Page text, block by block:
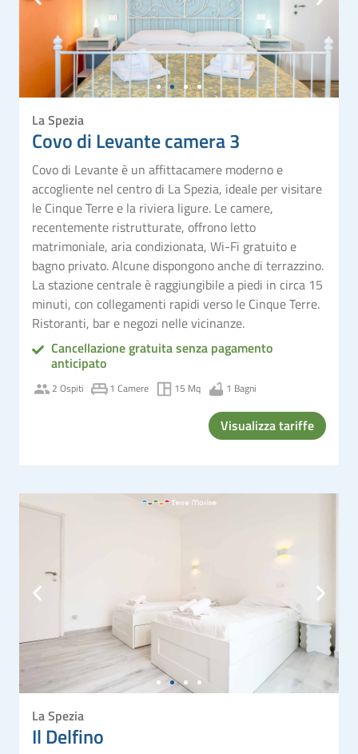
La Spezia
Covo di Levante camera 3
Covo di Levante è un affittacamere moderno e
accogliente nel centro di La Spezia, ideale per visitare
le Cinque Terre e la riviera ligure. Le camere,
recentemente ristrutturate, offrono letto
matrimoniale, aria condizionata, Wi-Fi gratuito e
bagno privato. Alcune dispongono anche di terrazzino.
La stazione centrale è raggiungibile a piedi in circa 15
minuti, con collegamenti rapidi verso le Cinque Terre.
Ristoranti, bar e negozi nelle vicinanze.
Cancellazione gratuita senza pagamento
anticipato
2 Ospiti 1 Camere 15 Mq 1 Bagni
Visualizza tariffe
La Spezia
Il Delfino